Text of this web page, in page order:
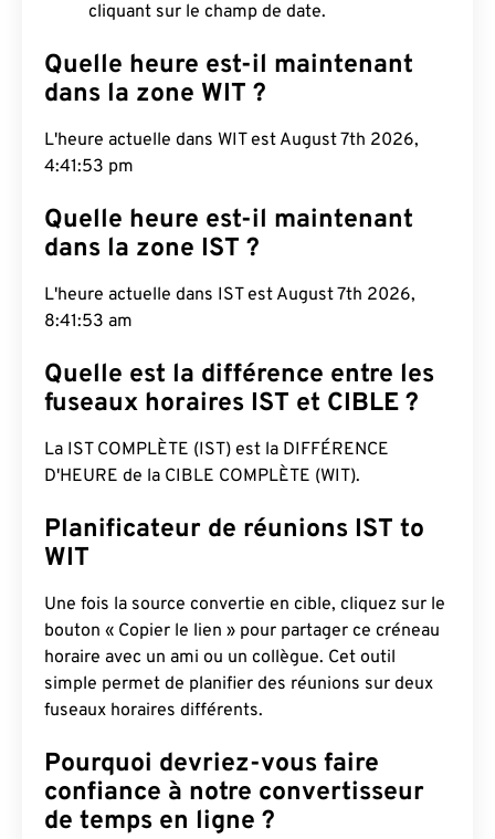
cliquant sur le champ de date.
Quelle heure est-il maintenant
dans la zone WIT ?
L'heure actuelle dans WIT est August 7th 2026,
4:41:54 pm
Quelle heure est-il maintenant
dans la zone IST ?
L'heure actuelle dans IST est August 7th 2026,
8:41:54 am
Quelle est la différence entre les
fuseaux horaires IST et CIBLE ?
La IST COMPLÈTE (IST) est la DIFFÉRENCE
D'HEURE de la CIBLE COMPLÈTE (WIT).
Planificateur de réunions IST to
WIT
Une fois la source convertie en cible, cliquez sur le
bouton « Copier le lien » pour partager ce créneau
horaire avec un ami ou un collègue. Cet outil
simple permet de planifier des réunions sur deux
fuseaux horaires différents.
Pourquoi devriez-vous faire
confiance à notre convertisseur
de temps en ligne ?